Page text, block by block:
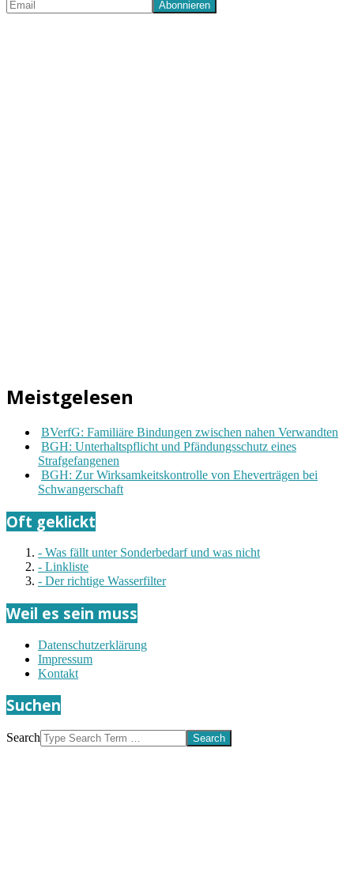
Meistgelesen
BVerfG: Familiäre Bindungen zwischen nahen Verwandten
BGH: Unterhaltspflicht und Pfändungsschutz eines
Strafgefangenen
BGH: Zur Wirksamkeitskontrolle von Eheverträgen bei
Schwangerschaft
Oft geklickt
- Was fällt unter Sonderbedarf und was nicht
- Linkliste
- Der richtige Wasserfilter
Weil es sein muss
Datenschutzerklärung
Impressum
Kontakt
Suchen
Search